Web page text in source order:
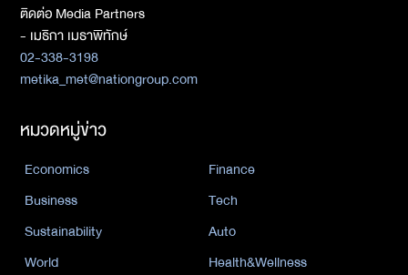
ติดต่อ Media Partners
- เมธิกา เมธาพิทักษ์
02-338-3198
metika_met@nationgroup.com
หมวดหมู่ข่าว
Economics
Finance
Business
Tech
Sustainability
Auto
World
Health&Wellness